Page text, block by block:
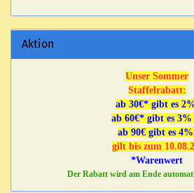
Aktion
Unser Sommer
Staffelrabatt:
ab 30€* gibt es
ab 60€* gibt es
ab 90€ gibt es 4%
gilt bis zum
*Warenwert
Der Rabatt wird am Ende